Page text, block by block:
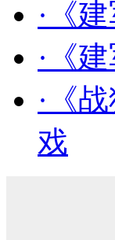
《战
·《
·《
·《
戏